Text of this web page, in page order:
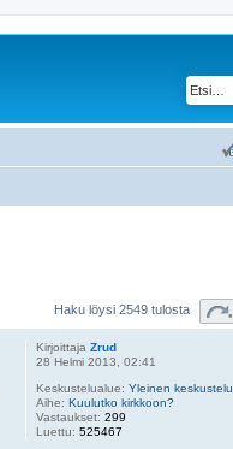
Haku löysi 2549 tulosta
KirjoittajaZrud
28 Helmi 2013, 02:41
Keskustelualue:Yleinen keskustelu
Aihe:Kuulutko kirkkoon?
Vastaukset:299
Luettu:525467